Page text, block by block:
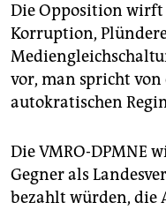
Die Opposition wirft
Korruption,
vor, man spricht
autokratischen
Die VMRO-DPMNE
Gegner als
bezahlt würden, die